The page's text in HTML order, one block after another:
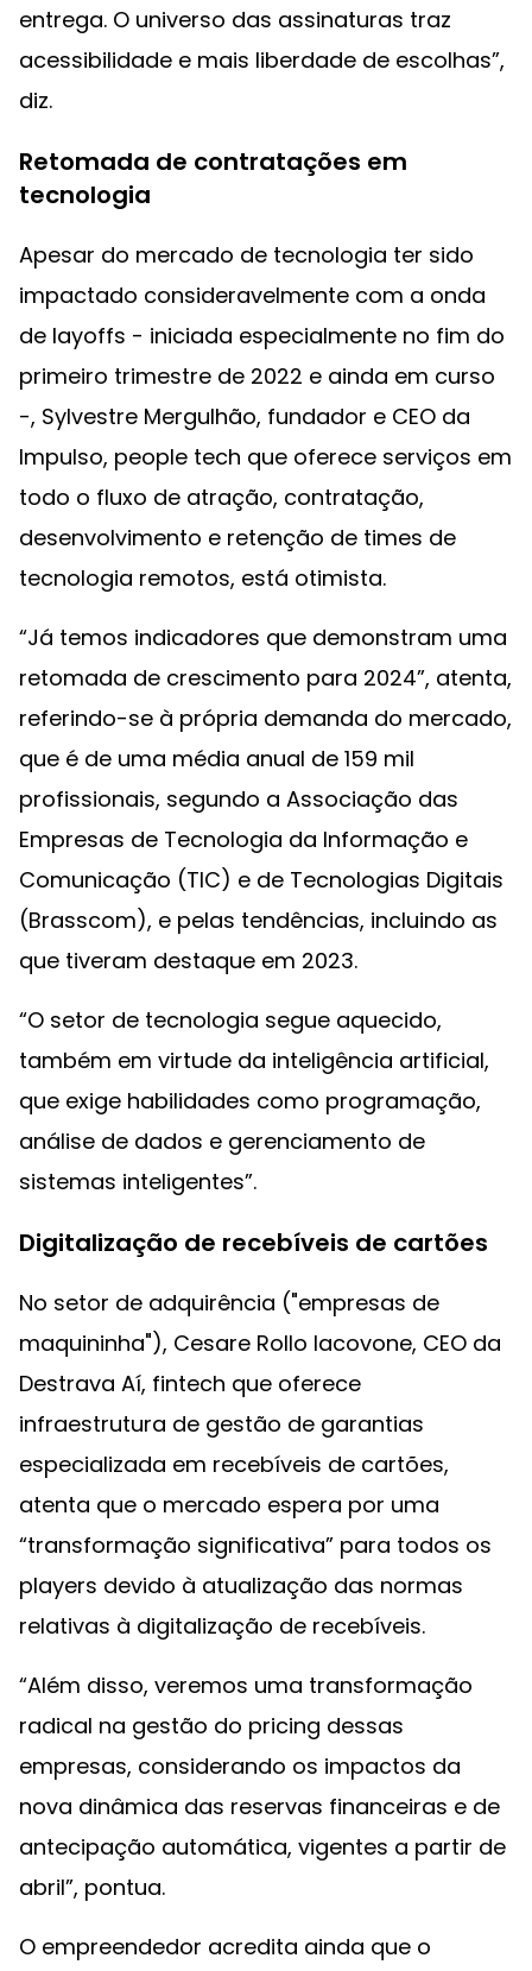
entrega. O universo das assinaturas traz
acessibilidade e mais liberdade de escolhas”,
diz.
Retomada de contratações em
tecnologia
Apesar do mercado de tecnologia ter sido
impactado consideravelmente com a onda
de layoffs - iniciada especialmente no fim do
primeiro trimestre de 2022 e ainda em curso
-, Sylvestre Mergulhão, fundador e CEO da
Impulso, people tech que oferece serviços em
todo o fluxo de atração, contratação,
desenvolvimento e retenção de times de
tecnologia remotos, está otimista.
“Já temos indicadores que demonstram uma
retomada de crescimento para 2024”, atenta,
referindo-se à própria demanda do mercado,
que é de uma média anual de 159 mil
profissionais, segundo a Associação das
Empresas de Tecnologia da Informação e
Comunicação (TIC) e de Tecnologias Digitais
(Brasscom), e pelas tendências, incluindo as
que tiveram destaque em 2023.
“O setor de tecnologia segue aquecido,
também em virtude da inteligência artificial,
que exige habilidades como programação,
análise de dados e gerenciamento de
sistemas inteligentes”.
Digitalização de recebíveis de cartões
No setor de adquirência ("empresas de
maquininha"), Cesare Rollo Iacovone, CEO da
Destrava Aí, fintech que oferece
infraestrutura de gestão de garantias
especializada em recebíveis de cartões,
atenta que o mercado espera por uma
“transformação significativa” para todos os
players devido à atualização das normas
relativas à digitalização de recebíveis.
“Além disso, veremos uma transformação
radical na gestão do pricing dessas
empresas, considerando os impactos da
nova dinâmica das reservas financeiras e de
antecipação automática, vigentes a partir de
abril”, pontua.
O empreendedor acredita ainda que o